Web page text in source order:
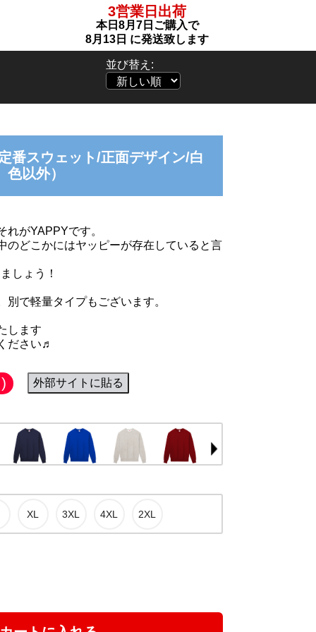
3営業日出荷
本日 8月7日 ご購入で
8月13日 に発送致します
並び替え:
番スウェット/正面デザイン/白
色以外）
れがYAPPYです。
のどこかにはヤッピーが存在していると言
しょう！
で軽量タイプもございます。
します
ださい♬
外部サイトに貼る